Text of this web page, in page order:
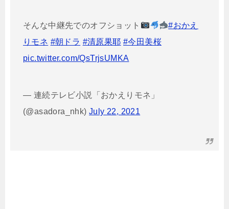
そんな中継先でのオフショット
#おかえ
りモネ #朝ドラ #清原果耶 #今田美桜
pic.twitter.com/QsTrjsUMKA
— 連続テレビ小説「おかえりモネ」
(@asadora_nhk)July 22, 2021